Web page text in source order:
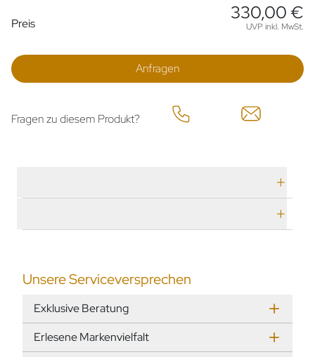
Preisinformationen
Preis
330,00 €
UVP inkl. MwSt.
Anfragen
Fragen zu diesem Produkt?
Unsere Serviceversprechen
Exklusive Beratung
Erlesene Markenvielfalt